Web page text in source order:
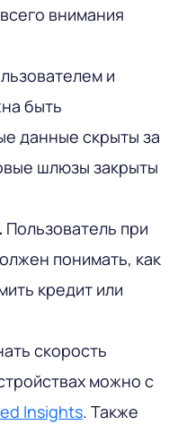
внимания
и
быть
данные скрыты за
шлюзы закрыты
Пользователь при
понимать, как
кредит или
скорость
можно с
​​Insights. Также